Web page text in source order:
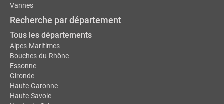
Vannes
Recherche par département
Tous les départements
Alpes-Maritimes
Bouches-du-Rhône
Essonne
Gironde
Haute-Garonne
Haute-Savoie